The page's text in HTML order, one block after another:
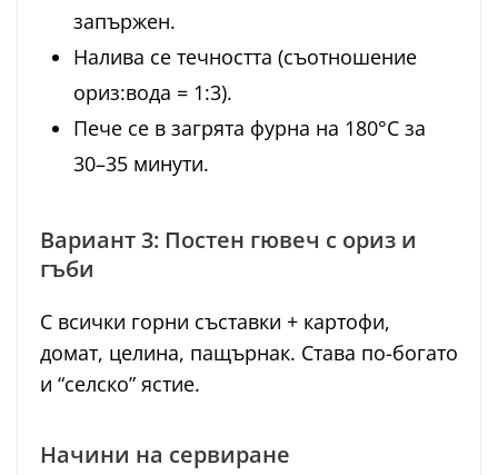
запържен.
Налива се течността (съотношение
ориз:вода = 1:3).
Пече се в загрята фурна на 180°C за
30–35 минути.
Вариант 3: Постен гювеч с ориз и
гъби
С всички горни съставки + картофи,
домат, целина, пащърнак. Става по-богато
и “селско” ястие.
Начини на сервиране